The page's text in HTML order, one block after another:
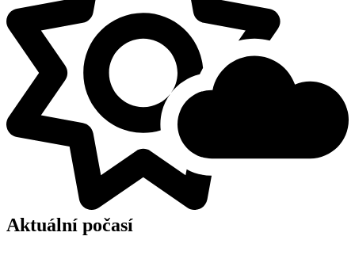
Aktuální počasí